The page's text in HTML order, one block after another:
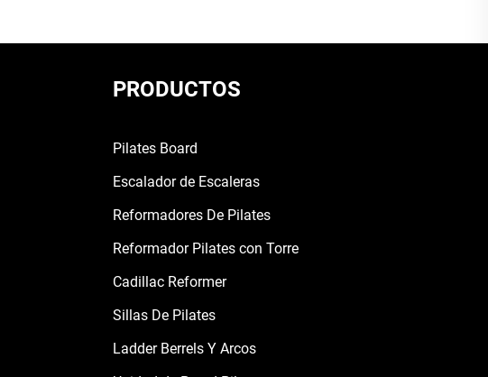
PRODUCTOS
Pilates Board
Escalador de Escaleras
Reformadores De Pilates
Reformador Pilates con Torre
Cadillac Reformer
Sillas De Pilates
Ladder Berrels Y Arcos